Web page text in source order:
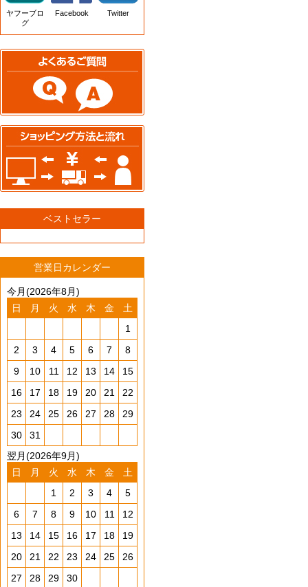
ヤフーブロ
グ
Facebook Twitter
ベストセラー
営業日カレンダー
今月(2026年8月)
日
月 火 水 木 金
土
1
2
3 4 5 6 7
8
9
10 11 12 13 14
15
16
17 18 19 20 21
22
23
24 25 26 27 28
29
30
31
翌月(2026年9月)
日
月 火 水 木 金
土
1
2 3 4
5
6
7 8 9 10 11
12
13
14 15 16 17 18
19
20
21 22 23 24 25
26
27
28 29
30